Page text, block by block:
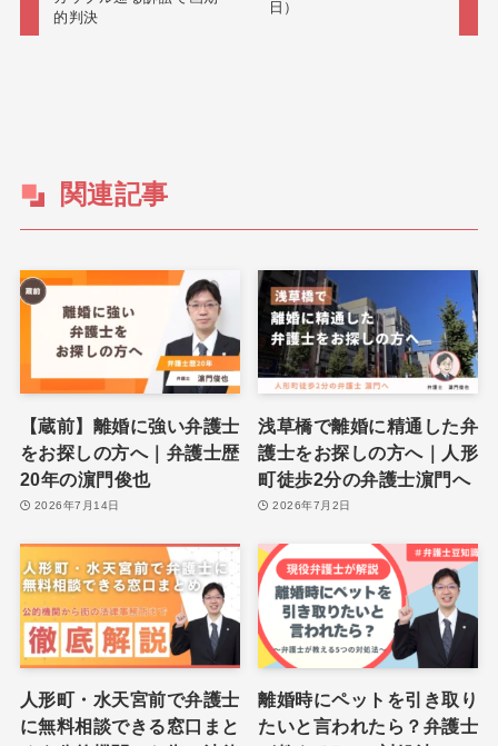
的判決
日）
関連記事
【蔵前】離婚に強い弁護士
をお探しの方へ｜弁護士歴
20年の濵門俊也
2026年7月14日
浅草橋で離婚に精通した弁
護士をお探しの方へ｜人形
町徒歩2分の弁護士濵門へ
2026年7月2日
人形町・水天宮前で弁護士
に無料相談できる窓口まと
離婚時にペットを引き取り
たいと言われたら？弁護士